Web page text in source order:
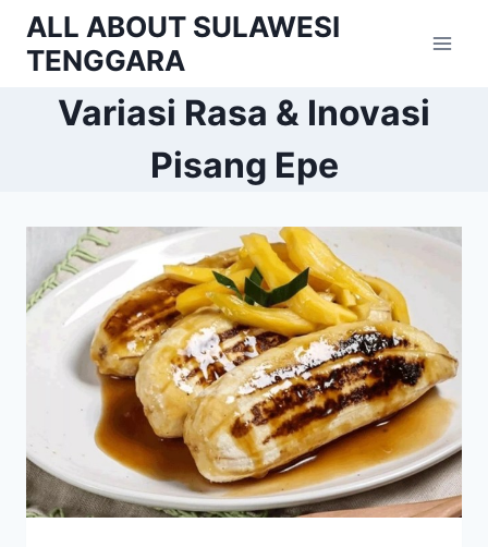
Skip
content
ALL ABOUT SULAWESI
TENGGARA
Variasi Rasa & Inovasi
Pisang Epe